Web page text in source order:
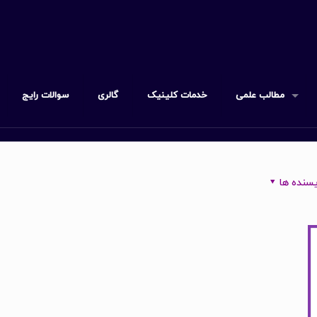
مطالب علمی خدمات کلینیک گالری سوالات رایج
ها